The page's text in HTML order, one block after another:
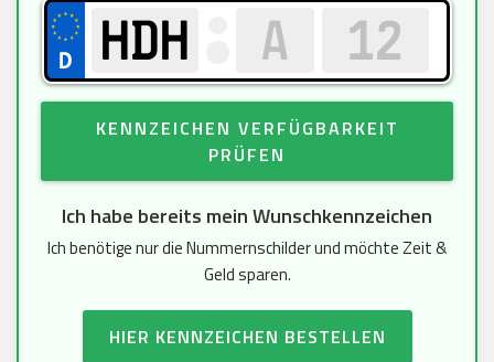
KENNZEICHEN VERFÜGBARKEIT
PRÜFEN
Ich habe bereits mein Wunschkennzeichen
Ich benötige nur die Nummernschilder und möchte Zeit &
Geld sparen.
HIER KENNZEICHEN BESTELLEN